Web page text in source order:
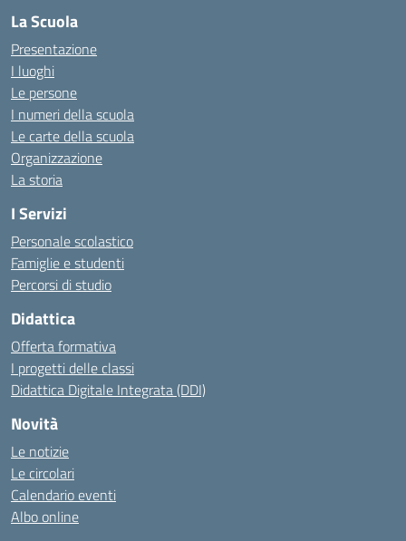
La Scuola
Presentazione
I luoghi
Le persone
I numeri della scuola
Le carte della scuola
Organizzazione
La storia
I Servizi
Personale scolastico
Famiglie e studenti
Percorsi di studio
Didattica
Offerta formativa
I progetti delle classi
Didattica Digitale Integrata (DDI)
Novità
Le notizie
Le circolari
Calendario eventi
Albo online